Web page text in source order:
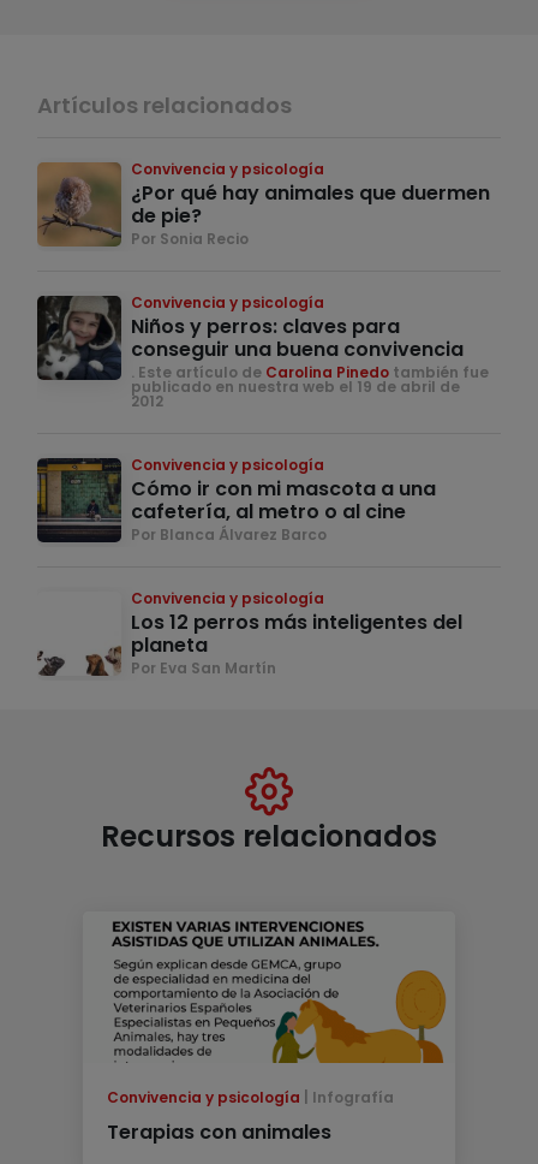
Artículos relacionados
Convivencia y psicología
¿Por qué hay animales que duermen
de pie?
Por Sonia Recio
Convivencia y psicología
Niños y perros: claves para
conseguir una buena convivencia
. Este artículo de Carolina Pinedo también fue
publicado en nuestra web el 19 de abril de
2012
Convivencia y psicología
Cómo ir con mi mascota a una
cafetería, al metro o al cine
Por Blanca Álvarez Barco
Convivencia y psicología
Los 12 perros más inteligentes del
planeta
Por Eva San Martín
Recursos relacionados
Convivencia y psicología Infografía
Terapias con animales